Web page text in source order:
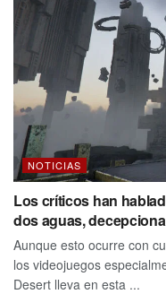
NOTICIAS
Los críticos han
dos aguas,
Aunque esto ocurre con
los videojuegos
Desert lleva en esta ...